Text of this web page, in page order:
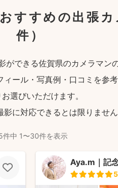
すすめの出張カ
件）
ができる佐賀県のカメラマン
ィール・写真例・口コミを参
選びいただけます。
に対応できるとは限りません
件中 1〜30件を表示
Aya.m｜記
5